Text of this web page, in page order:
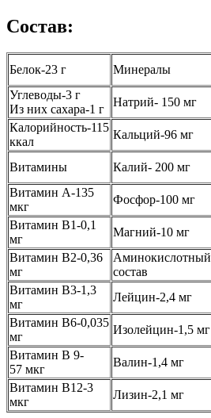
Состав:
Белок-23 г Минералы
Углеводы-3 г
Из них сахара-1 г
Натрий- 150 мг
Калорийность-115
ккал
Кальций-96 мг
Витамины
Калий- 200 мг
Витамин А-135
мкг
Фосфор-100 мг
Витамин B1-0,1
мг
Магний-10 мг
Витамин В2-0,36
мг
Аминокислотный
состав
Витамин В3-1,3
мг
Лейцин-2,4 мг
Витамин B6-0,035
мг
Изолейцин-1,5 мг
Витамин B 9-
57 мкг
Валин-1,4 мг
Витамин В12-3
мкг
Лизин-2,1 мг